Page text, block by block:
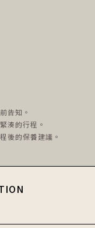
告知。
湊的行程。
後的保養建議。